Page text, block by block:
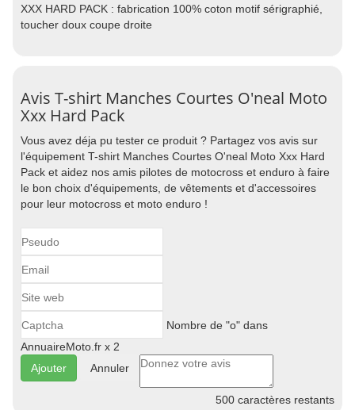
XXX HARD PACK : fabrication 100% coton motif sérigraphié,
toucher doux coupe droite
Avis T-shirt Manches Courtes O'neal Moto
Xxx Hard Pack
Vous avez déja pu tester ce produit ? Partagez vos avis sur
l'équipement T-shirt Manches Courtes O'neal Moto Xxx Hard
Pack et aidez nos amis pilotes de motocross et enduro à faire
le bon choix d'équipements, de vêtements et d'accessoires
pour leur motocross et moto enduro !
Nombre de "o" dans
AnnuaireMoto.fr x 2
Annuler
500 caractères restants